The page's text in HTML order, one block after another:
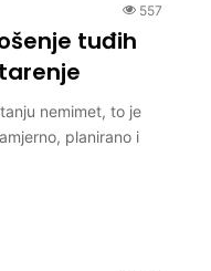
557
tuđih
nemimet, to je
planirano i